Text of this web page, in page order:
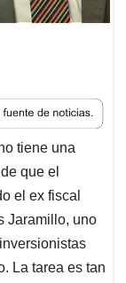
tiene una
que el
el ex fiscal
Jaramillo, uno
La tarea es tan